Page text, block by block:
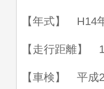
【年式】 H14
【走行距離】
【車検】 平成